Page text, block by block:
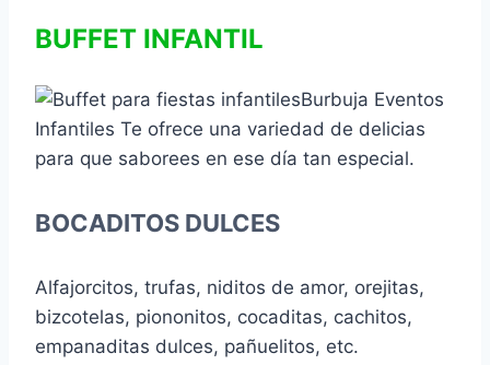
BUFFET INFANTIL
Burbuja Eventos
Infantiles Te ofrece una variedad de delicias
para que saborees en ese día tan especial.
BOCADITOS DULCES
Alfajorcitos, trufas, niditos de amor, orejitas,
bizcotelas, piononitos, cocaditas, cachitos,
empanaditas dulces, pañuelitos, etc.